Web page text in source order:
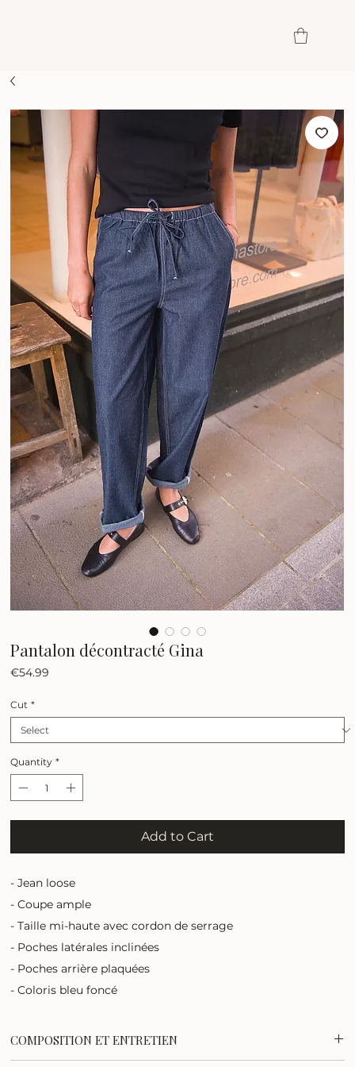
Pantalon décontracté Gina
€54.99
Cut *
Quantity *
Add to Cart
- Jean loose
- Coupe ample
- Taille mi-haute avec cordon de serrage
- Poches latérales inclinées
- Poches arrière plaquées
- Coloris bleu foncé
COMPOSITION ET ENTRETIEN